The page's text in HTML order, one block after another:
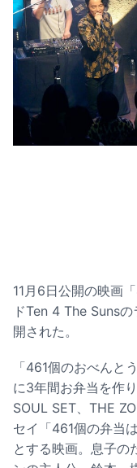
11月6日公開の映画
ドTen 4 The Suns
開された。
「461個のおべんと
に3年間お弁当を作
SOUL SET、THE
セイ「461個の弁当
とする映画。息子の